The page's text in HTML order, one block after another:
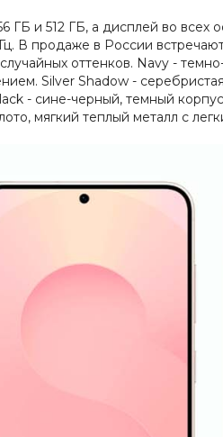
ГБ и 512 ГБ, а дисплей во
В продаже в России
оттенков. Navy -
Silver Shadow -
- сине-черный, темный
мягкий теплый металл с